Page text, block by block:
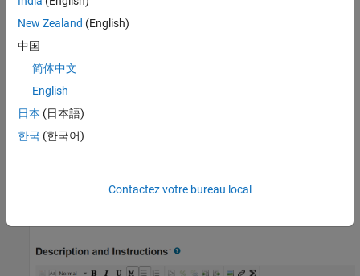
Sur la page de l’élément d’évaluation, spécifiez un titre, une
description et des instructions tels qu’ils doivent apparaître aux
apprenants pour cet élément. La description et les instructions
peuvent contenir du texte formaté, des images, des liens et des
équations. Dans vos instructions, spécifiez les entrées que
l’apprenant doit utiliser dans son code ainsi que les sorties que ce
dernier doit générer. Les instructions doivent inclure les détails
instructions spécifient que les apprenants doivent calculer le
New Zealand (English)
中国
简体中文
English
日本 (日本語)
한국 (한국어)
Contactez votre bureau local